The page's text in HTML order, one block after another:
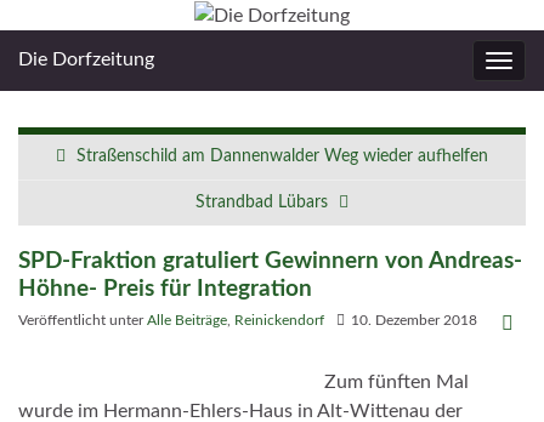
Die Dorfzeitung
Straßenschild am Dannenwalder Weg wieder aufhelfen
Strandbad Lübars
SPD-Fraktion gratuliert Gewinnern von Andreas-
Höhne- Preis für Integration
Veröffentlicht unterAlle Beiträge Reinickendorf 10. Dezember 2018
Zum fünften Mal
wurde im Hermann-Ehlers-Haus in Alt-Wittenau der